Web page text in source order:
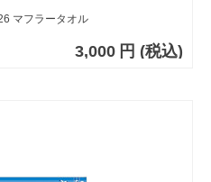
マフラータオル
3,000 円 (税込)